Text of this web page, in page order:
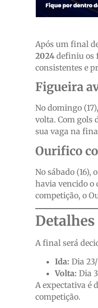
Após um final
2024 definiu os
consistentes e
Figueira
No domingo
volta. Com gols
sua vaga na
Ourifico
No sábado (16),
havia vencido o
competição, o
A final será
Ida: Dia
Volta: Dia
A expectativa é
competição.